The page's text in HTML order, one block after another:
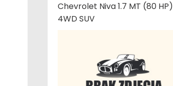
Chevrolet Niva 1.7 MT (80 HP)
4WD SUV